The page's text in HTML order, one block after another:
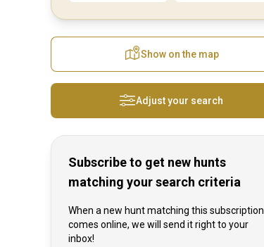
Show on the map
Adjust your search
Subscribe to get new hunts
matching your search criteria
When a new hunt matching this subscription
comes online, we will send it right to your
inbox!